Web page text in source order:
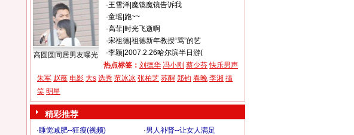
高圆圆同居男友曝光
·王雪洋| 魔镜魔镜告诉我
·童瑶| 跑~~
·高菲| 时光飞逝啊
·宋祖德| 祖德新年教授“骂”的艺
·李颖| 2007.2.26哈尔滨半日游(
热点标签： 刘德华 冯小刚 蔡少芬 快乐男声
朱军 赵薇 电影 大s 选秀 范冰冰 张柏芝 苏醒 郑钧 春晚 李湘 搞
笑 明星
精彩推荐
·睡觉减肥--狂瘦(视频) ·男人补肾--让女人满足